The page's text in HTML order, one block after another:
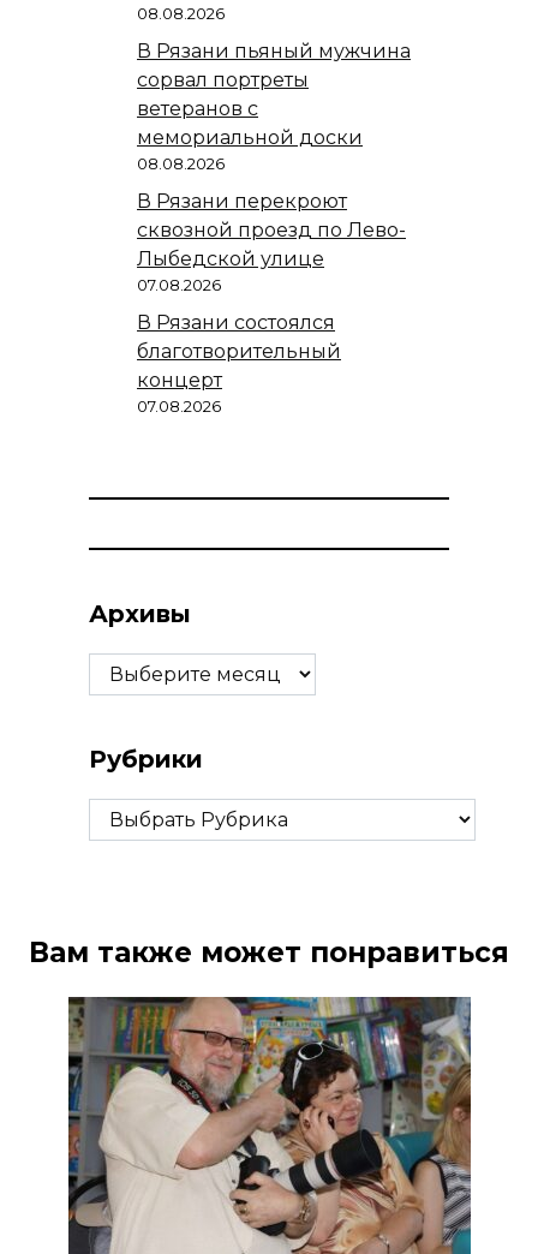
08.08.2026
В Рязани пьяный мужчина
сорвал портреты
ветеранов с
мемориальной доски
08.08.2026
В Рязани перекроют
сквозной проезд по Лево-
Лыбедской улице
07.08.2026
В Рязани состоялся
благотворительный
концерт
07.08.2026
Архивы
Архивы
Рубрики
Рубрики
Вам также может понравиться